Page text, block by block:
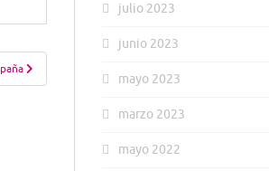
julio 2023
junio 2023
mayo 2023
marzo 2023
mayo 2022